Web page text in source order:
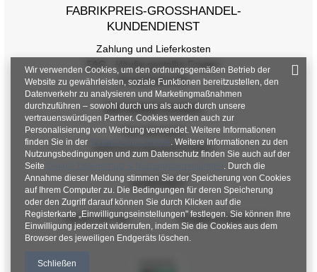
FABRIKPREIS-GROSSHANDEL-K
UNDENDIENST
Zahlung und Lieferkosten
FAQ - Häufig gestellte Fragen
Rückgabepolitik
INFORMATIONEN
Verordnungen
Datenschutzbestimmungen
KONTAKT
+48 601 547 740 hurt@factoryprice.eu
Wir verwenden Cookies, um den ordnungsgemäßen Betrieb der
Website zu gewährleisten, soziale Funktionen bereitzustellen, den
Datenverkehr zu analysieren und Marketingmaßnahmen
durchzuführen – sowohl durch uns als auch durch unsere
vertrauenswürdigen Partner. Cookies werden auch zur
Personalisierung von Werbung verwendet. Weitere Informationen
finden Sie in der
Datenschutzrichtlinie. Weitere Informationen zu den
Nutzungsbedingungen und zum Datenschutz finden Sie auch auf der
Seite
. Durch die
Annahme dieser Meldung stimmen Sie der Speicherung von Cookies
auf Ihrem Computer zu. Die Bedingungen für deren Speicherung
oder den Zugriff darauf können Sie durch Klicken auf die
Registerkarte „Einwilligungseinstellungen" festlegen. Sie können Ihre
Einwilligung jederzeit widerrufen, indem Sie die Cookies aus dem
Browser des jeweiligen Endgeräts löschen.
Schließen